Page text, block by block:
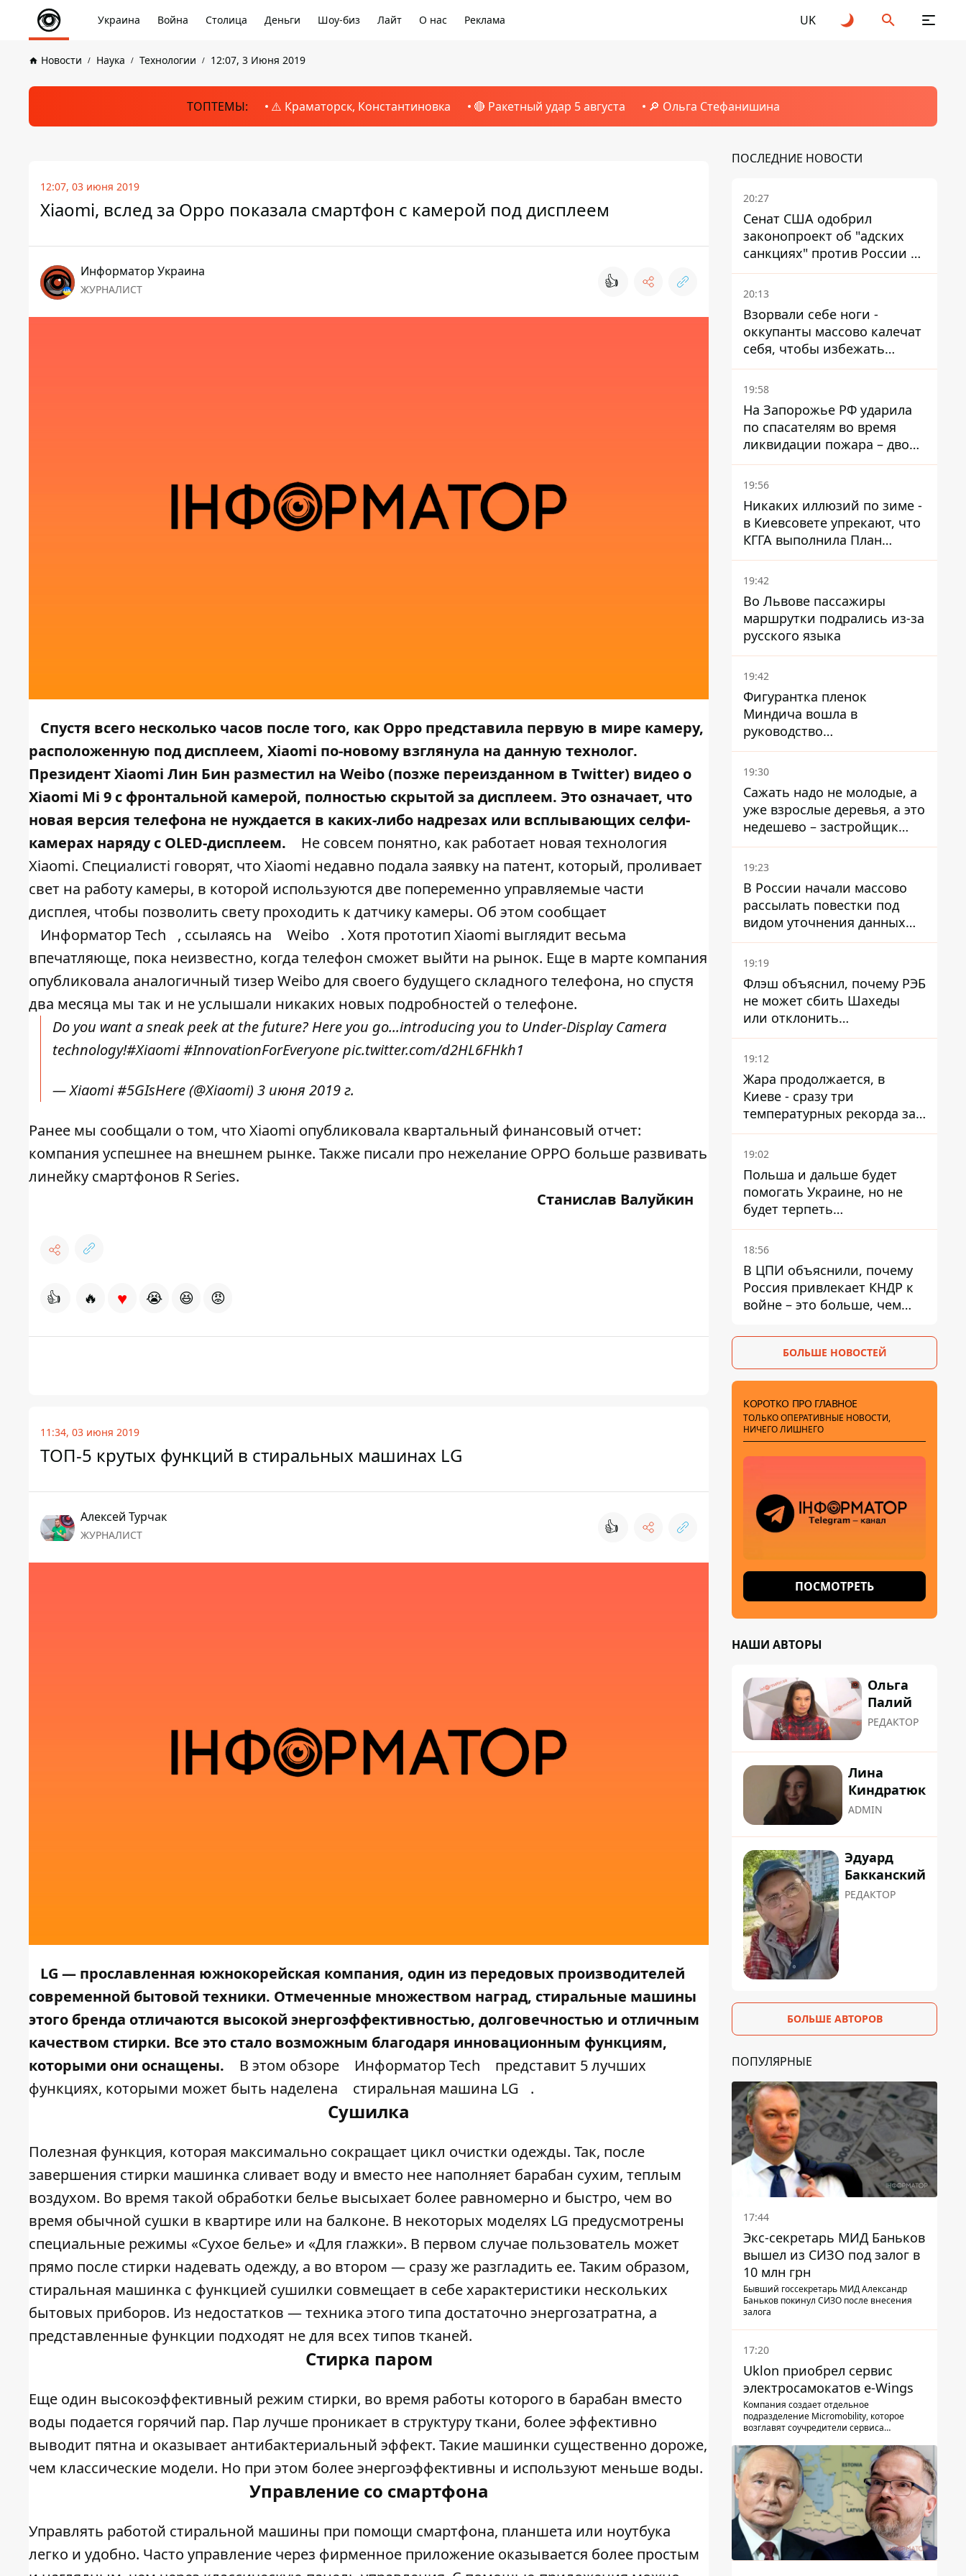
Украина Война Столица Деньги Шоу-биз Лайт О нас Реклама UK
Новости Наука Технологии 12:07, 3 Июня 2019
ТОПТЕМЫ: ⚠️ Краматорск, Константиновка 🔴 Ракетный удар 5 августа 🔎 Ольга Стефанишина
12:07, 03 июня 2019
Xiaomi, вслед за Oppo показала смартфон с камерой под дисплеем
Информатор Украина
ЖУРНАЛИСТ 👍
Спустя всего несколько часов после того, как Oppo представила первую в мире камеру,
расположенную под дисплеем, Xiaomi по-новому взглянула на данную технолог.
Президент Xiaomi Лин Бин разместил на Weibo (позже переизданном в Twitter) видео о
Xiaomi Mi 9 с фронтальной камерой, полностью скрытой за дисплеем. Это означает, что
новая версия телефона не нуждается в каких-либо надрезах или всплывающих селфи-
камерах наряду с OLED-дисплеем.
Не совсем понятно, как работает новая технология
Xiaomi. Специалисті говорят, что Xiaomi недавно подала заявку на патент, который, проливает
свет на работу камеры, в которой используются две попеременно управляемые части
дисплея, чтобы позволить свету проходить к датчику камеры. Об этом сообщает
Информатор Tech
, ссылаясь на Weibo
. Хотя прототип Xiaomi выглядит весьма
впечатляюще, пока неизвестно, когда телефон сможет выйти на рынок. Еще в марте компания
опубликовала аналогичный тизер Weibo для своего будущего складного телефона, но спустя
два месяца мы так и не услышали никаких новых подробностей о телефоне.
Do you want a sneak peek at the future? Here you go...introducing you to Under-Display Camera
technology!#Xiaomi#InnovationForEveryonepic.twitter.com/d2HL6FHkh1
— Xiaomi #5GIsHere (@Xiaomi) 3 июня 2019 г.
Ранее мы сообщали о том, что Xiaomi опубликовала квартальный финансовый отчет:
компания успешнее на внешнем рынке. Также писали про нежелание OPPO больше развивать
линейку смартфонов R Series.
Станислав Валуйкин
👍 🔥 ♥ 😭 😆 😡
11:34, 03 июня 2019
ТОП-5 крутых функций в стиральных машинах LG
Алексей Турчак
ЖУРНАЛИСТ 👍
LG — прославленная южнокорейская компания, один из передовых производителей
современной бытовой техники. Отмеченные множеством наград, стиральные машины
этого бренда отличаются высокой энергоэффективностью, долговечностью и отличным
качеством стирки. Все это стало возможным благодаря инновационным функциям,
которыми они оснащены.
В этом обзоре Информатор Tech
представит 5 лучших
функциях, которыми может быть наделена
стиральная машина LG .
Сушилка
Полезная функция, которая максимально сокращает цикл очистки одежды. Так, после
завершения стирки машинка сливает воду и вместо нее наполняет барабан сухим, теплым
воздухом. Во время такой обработки белье высыхает более равномерно и быстро, чем во
время обычной сушки в квартире или на балконе. В некоторых моделях LG предусмотрены
специальные режимы «Сухое белье» и «Для глажки». В первом случае пользователь может
прямо после стирки надевать одежду, а во втором — сразу же разгладить ее. Таким образом,
стиральная машинка с функцией сушилки совмещает в себе характеристики нескольких
бытовых приборов. Из недостатков — техника этого типа достаточно энергозатратна, а
представленные функции подходят не для всех типов тканей.
Стирка паром
Еще один высокоэффективный режим стирки, во время работы которого в барабан вместо
воды подается горячий пар. Пар лучше проникает в структуру ткани, более эффективно
выводит пятна и оказывает антибактериальный эффект. Такие машинки существенно дороже,
чем классические модели. Но при этом более энергоэффективны и используют меньше воды.
Управление со смартфона
Управлять работой стиральной машины при помощи смартфона, планшета или ноутбука
легко и удобно. Часто управление через фирменное приложение оказывается более простым
ПОСЛЕДНИЕ НОВОСТИ
20:27
Сенат США одобрил
законопроект об "адских
санкциях" против России и
Ирана
20:13
Взорвали себе ноги -
оккупанты массово калечат
себя, чтобы избежать
штурмов - ГУР
19:58
На Запорожье РФ ударила
по спасателям во время
ликвидации пожара – двое
раненых
19:56
Никаких иллюзий по зиме -
в Киевсовете упрекают, что
КГГА выполнила План
устойчивости на 20%
19:42
Во Львове пассажиры
маршрутки подрались из-за
русского языка
19:42
Фигурантка пленок
Миндича вошла в
руководство
стратегического
госпредприятия - работала
заместителем Галущенко
19:30
Сажать надо не молодые, а
уже взрослые деревья, а это
недешево – застройщик
Никонов
19:23
В России начали массово
рассылать повестки под
видом уточнения данных
для набора контрактников
19:19
Флэш объяснил, почему РЭБ
не может сбить Шахеды
или отклонить
баллистические ракеты
19:12
Жара продолжается, в
Киеве - сразу три
температурных рекорда за
день
19:02
Польша и дальше будет
помогать Украине, но не
будет терпеть
"бандеровскую символику" -
Навроцкий
18:56
В ЦПИ объяснили, почему
Россия привлекает КНДР к
войне – это больше, чем
БОЛЬШЕ НОВОСТЕЙ
КОРОТКО ПРО ГЛАВНОЕ
ТОЛЬКО ОПЕРАТИВНЫЕ НОВОСТИ,
НИЧЕГО ЛИШНЕГО
ПОСМОТРЕТЬ
НАШИ АВТОРЫ
Ольга
Палий
РЕДАКТОР
Лина
Киндратюк
ADMIN
Эдуард
Бакканский
РЕДАКТОР
БОЛЬШЕ АВТОРОВ
ПОПУЛЯРНЫЕ
17:44
Экс-секретарь МИД Баньков
вышел из СИЗО под залог в
10 млн грн
Бывший госсекретарь МИД Александр
Баньков покинул СИЗО после внесения
залога
17:20
Uklon приобрел сервис
электросамокатов e-Wings
Компания создает отдельное
подразделение Micromobility, которое
возглавят соучредители сервиса